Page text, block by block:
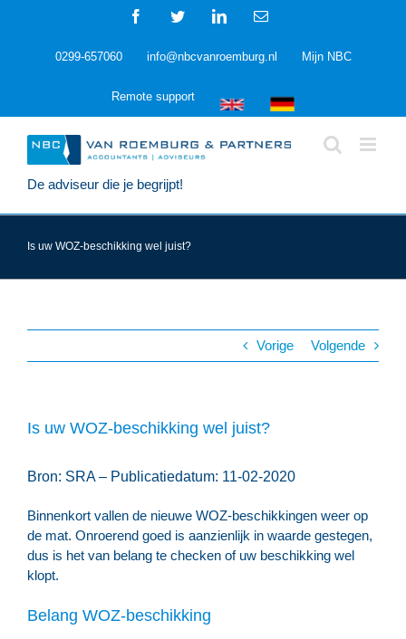
FacebookTwitterLinkedInE-
0299-657060 info@nbcvanroemburg.nl Mijn NBC
Remote support
De adviseur die je begrijpt!
Is uw WOZ-beschikking wel juist?
Vorige Volgende
Is uw WOZ-beschikking wel juist?
Bron: SRA – Publicatiedatum: 11-02-2020
Binnenkort vallen de nieuwe WOZ-beschikkingen weer op
de mat. Onroerend goed is aanzienlijk in waarde gestegen,
dus is het van belang te checken of uw beschikking wel
klopt.
Belang WOZ-beschikking